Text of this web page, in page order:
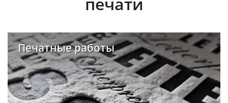
Печатные работы